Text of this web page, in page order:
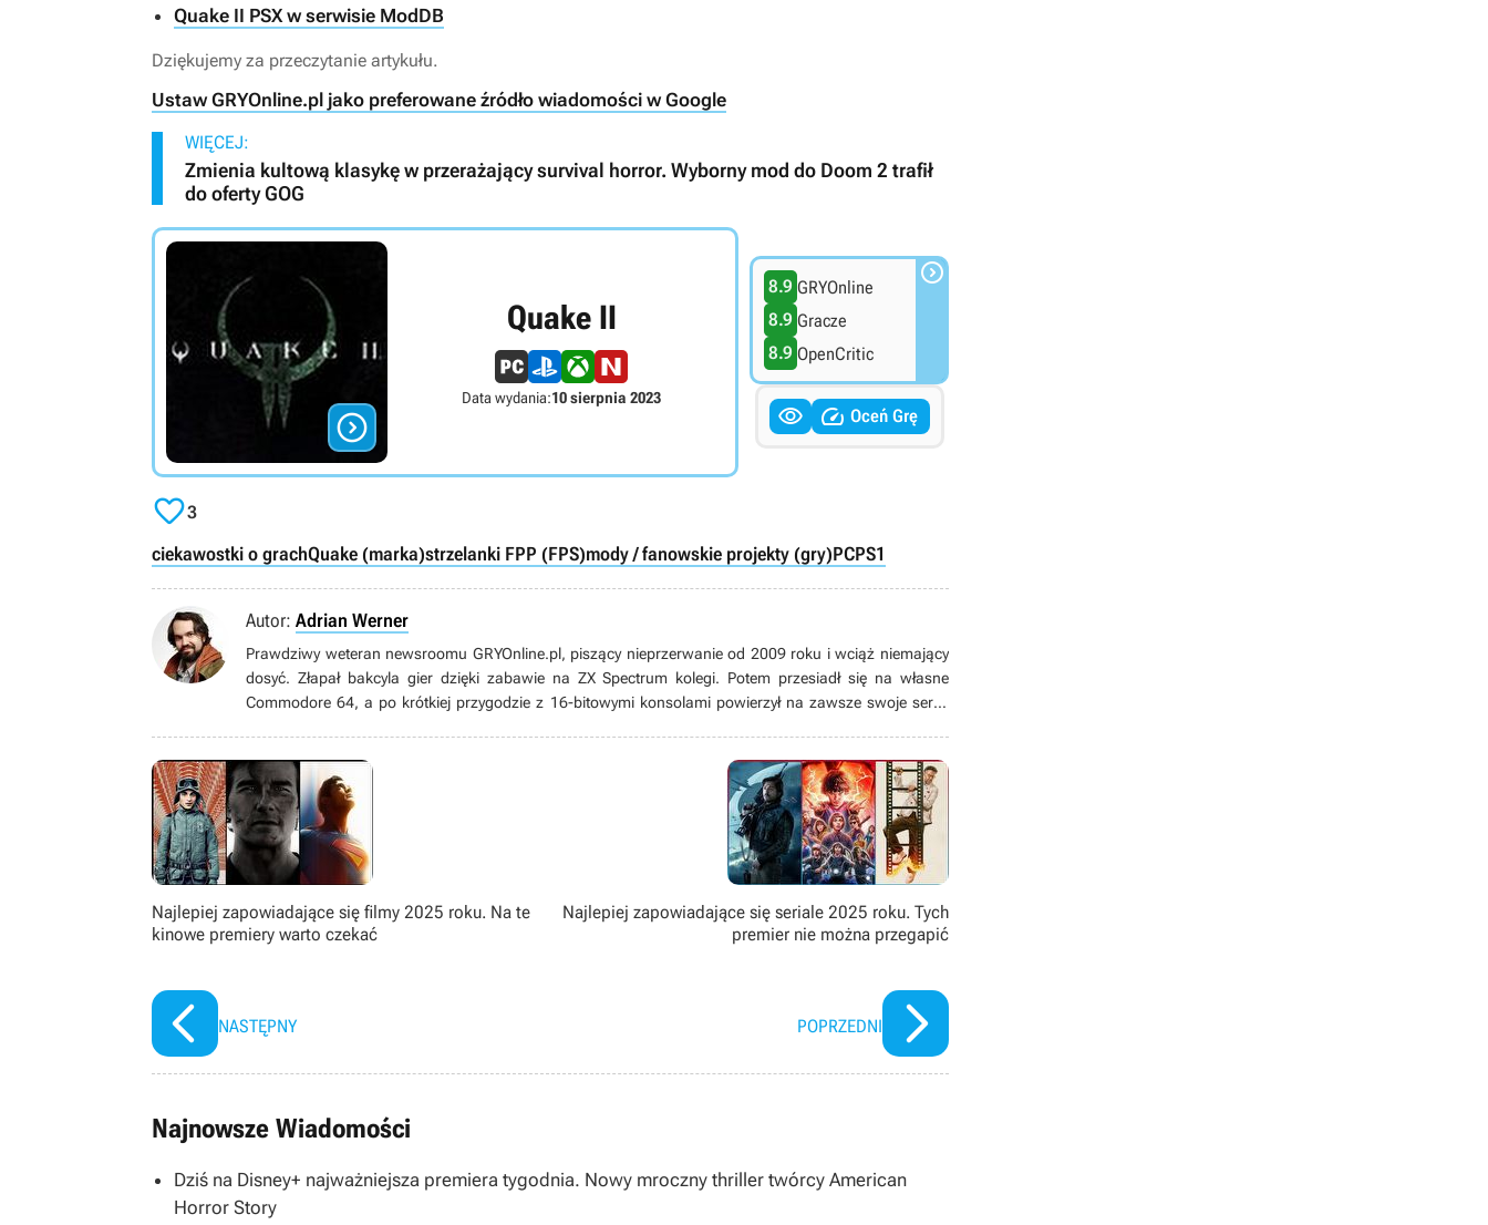
Quake II PSX w serwisie ModDB
Dziękujemy za przeczytanie artykułu.
Ustaw GRYOnline.pl jako preferowane źródło wiadomości w Google
WIĘCEJ:
Zmienia kultową klasykę w przerażający survival horror. Wyborny mod do Doom 2 trafił
do oferty GOG

Quake II
Data wydania:10 sierpnia 2023
8.9 GRYOnline
8.9 Gracze
8.9 OpenCritic

  Oceń Grę
3
ciekawostki o grachQuake (marka)strzelanki FPP (FPS)mody / fanowskie projekty (gry)PCPS1
Autor: Adrian Werner
Prawdziwy weteran newsroomu GRYOnline.pl, piszący nieprzerwanie od 2009 roku i wciąż niemający
dosyć. Złapał bakcyla gier dzięki zabawie na ZX Spectrum kolegi. Potem przesiadł się na własne
Commodore 64, a po krótkiej przygodzie z 16-bitowymi konsolami powierzył na zawsze swoje serce
książek, seriali, filmów i komiksów.
Najlepiej zapowiadające się filmy 2025 roku. Na te
kinowe premiery warto czekać
NASTĘPNY
Najlepiej zapowiadające się seriale 2025 roku. Tych
premier nie można przegapić
POPRZEDNI
Najnowsze Wiadomości
Dziś na Disney+ najważniejsza premiera tygodnia. Nowy mroczny thriller twórcy American
Horror Story